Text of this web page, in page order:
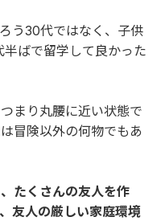
う30代ではなく、子供
ばで留学して良かった
まり丸腰に近い状態で
冒険以外の何物でもあ
たくさんの友人を作
友人の厳しい家庭環境